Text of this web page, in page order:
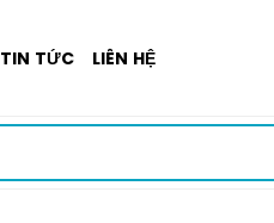
TIN TỨC LIÊN HỆ